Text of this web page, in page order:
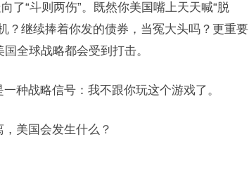
了“斗则两伤”。既然你美国嘴上天天喊“脱
？继续捧着你发的债券，当冤大头吗？更重要
全球战略都会受到打击。
种战略信号：我不跟你玩这个游戏了。
美国会发生什么？